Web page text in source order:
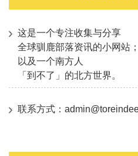
这是一个专注收集与分享
全球驯鹿部落资讯的小网站；
以及一个南方人
「到不了」的北方世界。
联系方式：